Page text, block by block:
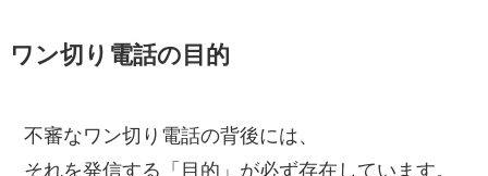
ワン切り電話の目的
不審なワン切り電話の背後には、
それを発信する「目的」が必ず存在しています。